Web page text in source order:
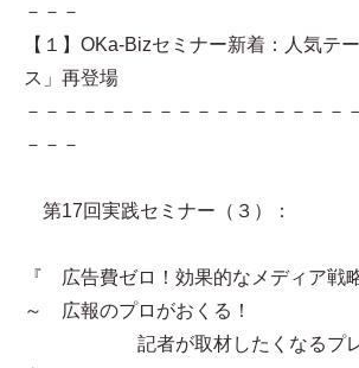
－－－
【１】OKa-Bizセミナー新着：人気テ
ス」再登場
－－－－－－－－－－－－－－－－－
－－－
第17回実践セミナー（３）：
『 広告費ゼロ！効果的なメディア戦
～ 広報のプロがおくる！
記者が取材したくなるプレス